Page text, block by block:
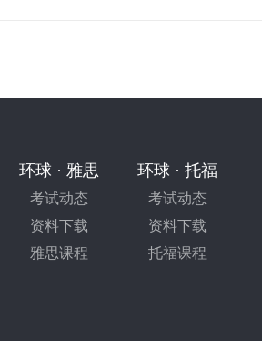
环球 · 雅思
考试动态
资料下载
雅思课程
环球 · 托福
考试动态
资料下载
托福课程